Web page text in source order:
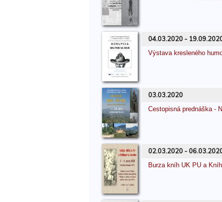
04.03.2020 -
Výstava kresleného
03.03.2020
Cestopisná prednáška -
02.03.2020 -
Burza kníh UK PU a